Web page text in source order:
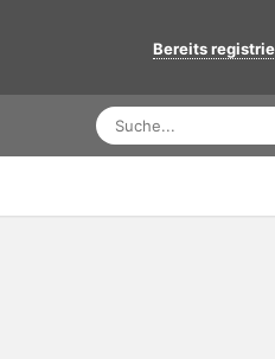
Bereits